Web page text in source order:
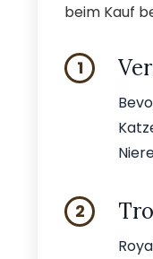
beim Kauf
1
2